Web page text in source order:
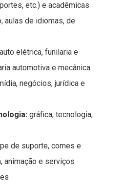
etc.) e acadêmicas
aulas de idiomas, de
elétrica, funilaria e
automotiva e mecânica
negócios, jurídica e
gráfica, tecnologia,
de suporte, comes e
animação e serviços